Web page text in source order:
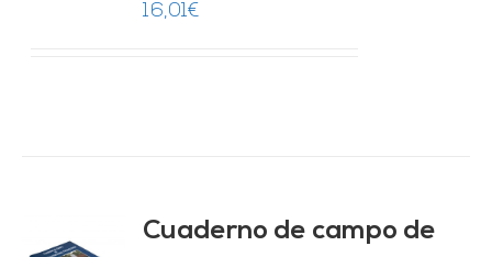
16,01€
Cuaderno de campo de